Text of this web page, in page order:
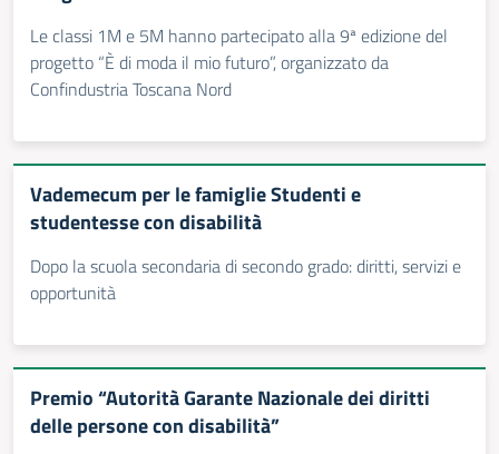
Le classi 1M e 5M hanno partecipato alla 9ª edizione del
progetto “È di moda il mio futuro”, organizzato da
Confindustria Toscana Nord
Vademecum per le famiglie Studenti e
studentesse con disabilità
Dopo la scuola secondaria di secondo grado: diritti, servizi e
opportunità
Premio “Autorità Garante Nazionale dei diritti
delle persone con disabilità”